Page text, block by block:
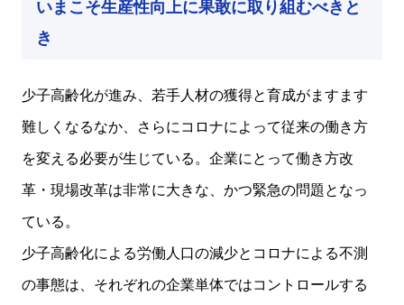
いまこそ生産性向上に果敢に取り組むべきと
き
少子高齢化が進み、若手人材の獲得と育成がますます
難しくなるなか、さらにコロナによって従来の働き方
を変える必要が生じている。企業にとって働き方改
革・現場改革は非常に大きな、かつ緊急の問題となっ
ている。
少子高齢化による労働人口の減少とコロナによる不測
の事態は、それぞれの企業単体ではコントロールする